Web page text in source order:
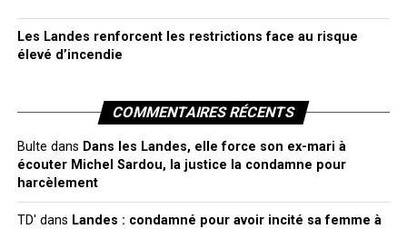
Les Landes renforcent les restrictions face au risque
élevé d’incendie
COMMENTAIRES RÉCENTS
Bulte dans Dans les Landes, elle force son ex-mari à
écouter Michel Sardou, la justice la condamne pour
harcèlement
TD' dans Landes : condamné pour avoir incité sa femme à